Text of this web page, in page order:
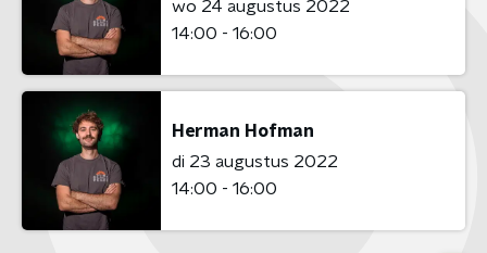
wo 24 augustus 2022
14:00 - 16:00
Herman Hofman
di 23 augustus 2022
14:00 - 16:00